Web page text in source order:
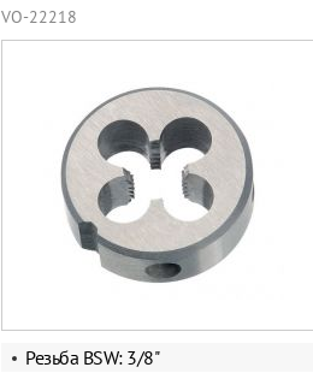
VO-22218
Резьба BSW: 3/8"